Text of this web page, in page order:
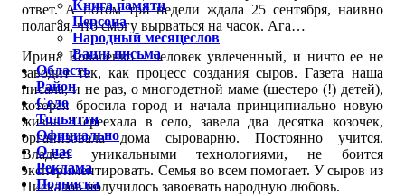
ответ. А потом три недели ждала 25 сентября, наивно
полагая, что смогу вырваться на часок. Ага…
Ирина Коваленко – человек увлеченный, и ничто ее не
заводит так, как процесс создания сыров. Газета наша
писала, и не раз, о многодетной маме (шестеро (!) детей),
которая бросила город и начала принципиально новую
жизнь. Переехала в село, завела два десятка козочек,
организовала дома сыроварню. Постоянно учится.
Владеет уникальными технологиями, не боится
экспериментировать. Семья во всем помогает. У сыров из
Пискалов получилось завоевать народную любовь.
Книга памяти
Персона
Народный месяцеслов
Ваши письма
Область
Район
Село
Тольятти
Официально
О нас
Реклама
Подписка